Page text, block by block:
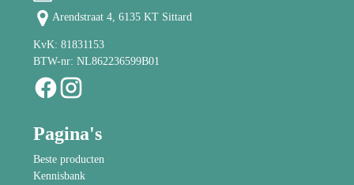
Arendstraat 4, 6135 KT Sittard
KvK: 81831153
BTW-nr: NL862236599B01
Pagina's
Beste producten
Kennisbank